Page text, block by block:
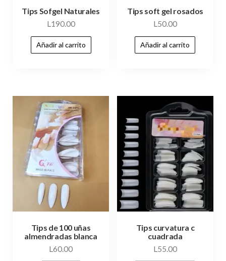
Tips Sofgel Naturales
L190.00
Añadir al carrito
Tips soft gel rosados
L50.00
Añadir al carrito
Tips de 100 uñas
almendradas blanca
L60.00
Tips curvatura c
cuadrada
L55.00